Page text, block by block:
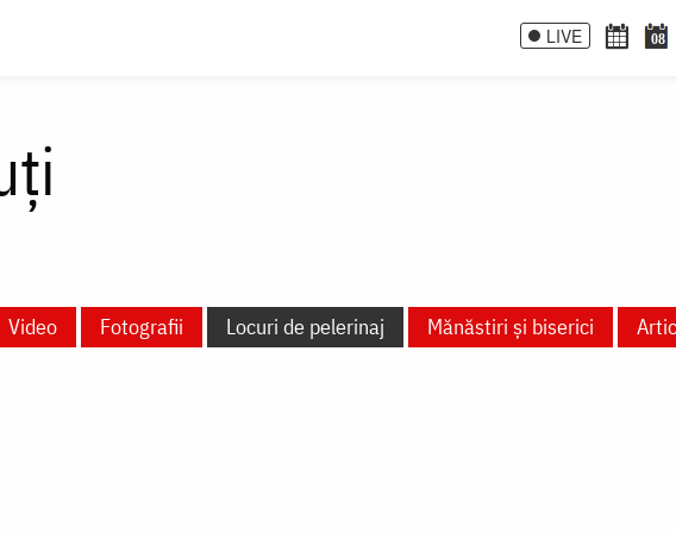
LIVE 08
Video Fotografii Locuri de pelerinaj Mănăstiri și biserici